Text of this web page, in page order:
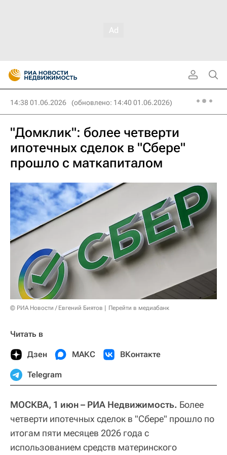
14:38 01.06.2026 (обновлено: 14:40 01.06.2026)
"Домклик": более четверти
ипотечных сделок в "Сбере"
прошло с маткапиталом
© РИА Новости / Евгений Биятов Перейти в медиабанк
Читать в
Дзен МАКС ВКонтакте
Telegram
МОСКВА, 1 июн – РИА Недвижимость. Более
четверти ипотечных сделок в "Сбере" прошло по
итогам пяти месяцев 2026 года с
использованием средств материнского